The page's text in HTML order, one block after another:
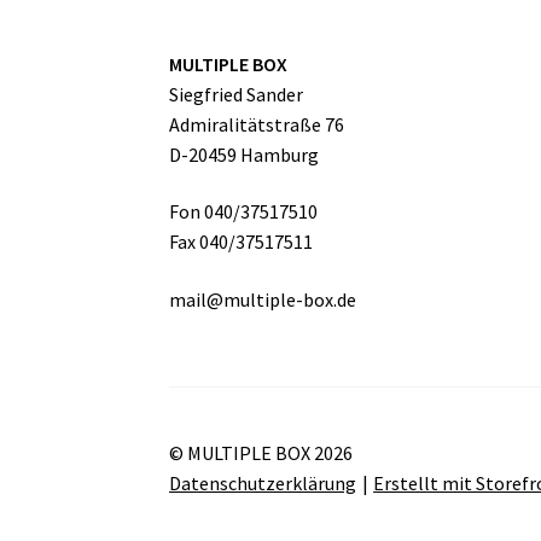
MULTIPLE BOX
Siegfried Sander
Admiralitätstraße 76
D-20459 Hamburg
Fon 040/37517510
Fax 040/37517511
mail@multiple-box.de
© MULTIPLE BOX 2026
Datenschutzerklärung
Erstellt mit